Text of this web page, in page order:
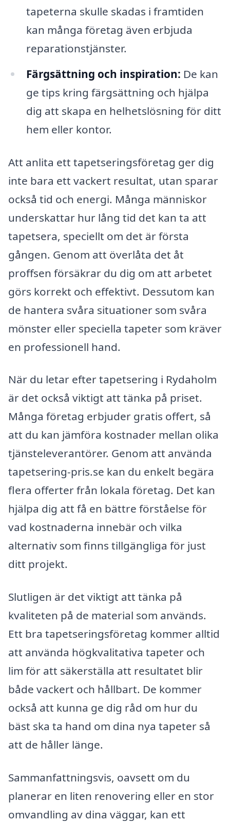
tapeterna skulle skadas i framtiden
kan många företag även erbjuda
reparationstjänster.
Färgsättning och inspiration: De kan
ge tips kring färgsättning och hjälpa
dig att skapa en helhetslösning för ditt
hem eller kontor.
Att anlita ett tapetseringsföretag ger dig
inte bara ett vackert resultat, utan sparar
också tid och energi. Många människor
underskattar hur lång tid det kan ta att
tapetsera, speciellt om det är första
gången. Genom att överlåta det åt
proffsen försäkrar du dig om att arbetet
görs korrekt och effektivt. Dessutom kan
de hantera svåra situationer som svåra
mönster eller speciella tapeter som kräver
en professionell hand.
När du letar efter tapetsering i Rydaholm
är det också viktigt att tänka på priset.
Många företag erbjuder gratis offert, så
att du kan jämföra kostnader mellan olika
tjänsteleverantörer. Genom att använda
tapetsering-pris.se kan du enkelt begära
flera offerter från lokala företag. Det kan
hjälpa dig att få en bättre förståelse för
vad kostnaderna innebär och vilka
alternativ som finns tillgängliga för just
ditt projekt.
Slutligen är det viktigt att tänka på
kvaliteten på de material som används.
Ett bra tapetseringsföretag kommer alltid
att använda högkvalitativa tapeter och
lim för att säkerställa att resultatet blir
både vackert och hållbart. De kommer
också att kunna ge dig råd om hur du
bäst ska ta hand om dina nya tapeter så
att de håller länge.
Sammanfattningsvis, oavsett om du
planerar en liten renovering eller en stor
omvandling av dina väggar, kan ett